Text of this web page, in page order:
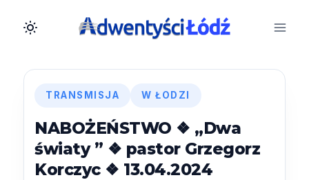
TRANSMISJA W ŁODZI
NABOŻEŃSTWO ❖ „Dwa
światy ” ❖ pastor Grzegorz
Korczyc ❖ 13.04.2024